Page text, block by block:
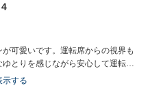
4
可愛いです。運転席からの視界も
とりを感じながら安心して運転で
の急な曲がり角もスムーズに対応
する